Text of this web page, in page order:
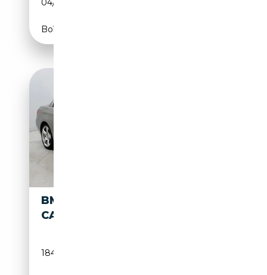
04/1991
Boîte automatique
BMW 325 325I
CABRIO
184 300 km